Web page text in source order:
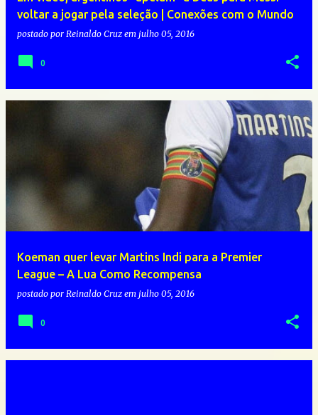
voltar a jogar pela seleção | Conexões com o Mundo
postado por Reinaldo Cruz em julho 05, 2016
0
Koeman quer levar Martins Indi para a Premier
League – A Lua Como Recompensa
postado por Reinaldo Cruz em julho 05, 2016
0